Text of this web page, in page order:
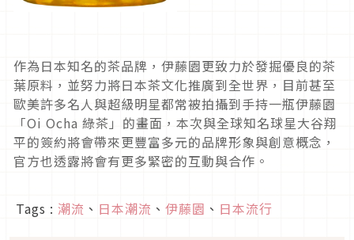
作為日本知名的茶品牌，伊藤園更致力於發掘優良的茶
葉原料，並努力將日本茶文化推廣到全世界，目前甚至
歐美許多名人與超級明星都常被拍攝到手持一瓶伊藤園
「Oi Ocha 綠茶」的畫面，本次與全球知名球星大谷翔
平的簽約將會帶來更豐富多元的品牌形象與創意概念，
官方也透露將會有更多緊密的互動與合作。
Tags : 潮流 、 日本潮流 、 伊藤園 、 日本流行